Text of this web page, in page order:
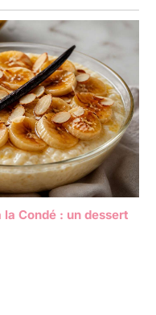
Condé : un dessert